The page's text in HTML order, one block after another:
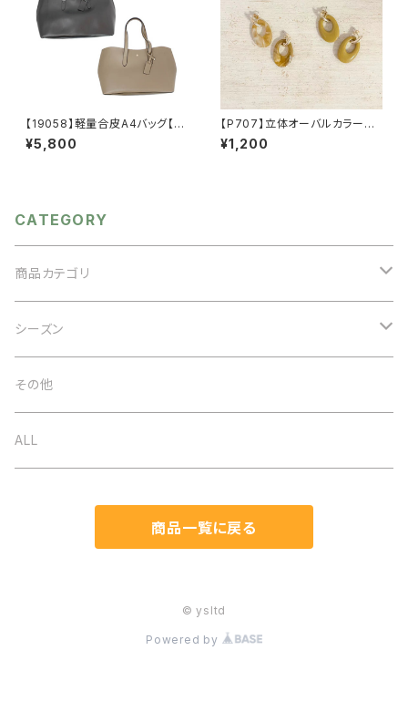
【19058】軽量合皮A4バッグ【送
料無料】PUバッグ トートバッ
グ 無地 シンプル 肩掛けバ
¥5,800
【P707】立体オーバルカラーピ
アス【送料無料】オーバルモチー
フ オーバルピアス ぷっくり
¥1,200
CATEGORY
商品カテゴリ
アクセサリー
ネックレス
イヤリング
バッグ
ベルト
シーズン
オケージョン
春夏
その他
ALL
商品一覧に戻る
© ysltd
Powered by